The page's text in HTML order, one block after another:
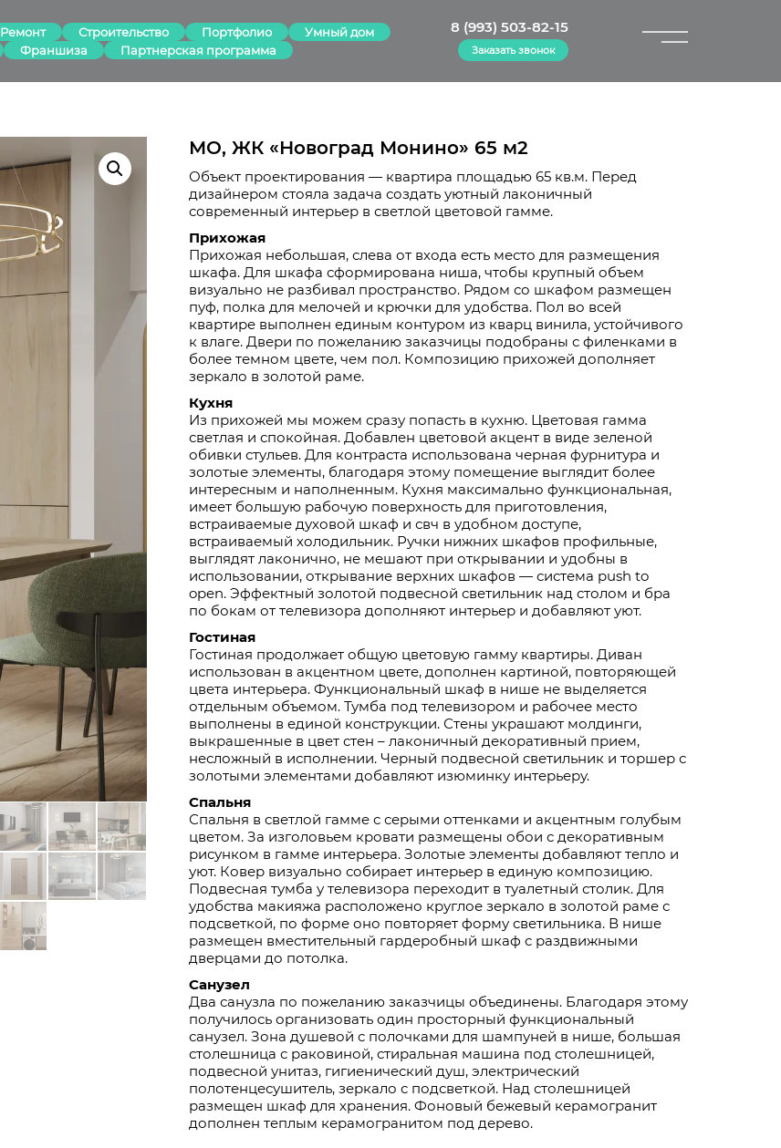
×
Ремонт Строительство Портфолио
Умный дом
Франшиза Партнерская программа
8 (993) 503-82-15
Заказать звонок
МО, ЖК «Новоград Монино» 65 м2
Объект проектирования — квартира площадью 65 кв.м. Перед
дизайнером стояла задача создать уютный лаконичный
современный интерьер в светлой цветовой гамме.
Прихожая
Прихожая небольшая, слева от входа есть место для размещения
шкафа. Для шкафа сформирована ниша, чтобы крупный объем
визуально не разбивал пространство. Рядом со шкафом размещен
пуф, полка для мелочей и крючки для удобства. Пол во всей
квартире выполнен единым контуром из кварц винила, устойчивого
к влаге. Двери по пожеланию заказчицы подобраны с филенками в
более темном цвете, чем пол. Композицию прихожей дополняет
зеркало в золотой раме.
Кухня
Из прихожей мы можем сразу попасть в кухню. Цветовая гамма
светлая и спокойная. Добавлен цветовой акцент в виде зеленой
обивки стульев. Для контраста использована черная фурнитура и
золотые элементы, благодаря этому помещение выглядит более
интересным и наполненным. Кухня максимально функциональная,
имеет большую рабочую поверхность для приготовления,
встраиваемые духовой шкаф и свч в удобном доступе,
встраиваемый холодильник. Ручки нижних шкафов профильные,
выглядят лаконично, не мешают при открывании и удобны в
использовании, открывание верхних шкафов — система push to
open. Эффектный золотой подвесной светильник над столом и бра
по бокам от телевизора дополняют интерьер и добавляют уют.
Гостиная
Гостиная продолжает общую цветовую гамму квартиры. Диван
использован в акцентном цвете, дополнен картиной, повторяющей
цвета интерьера. Функциональный шкаф в нише не выделяется
отдельным объемом. Тумба под телевизором и рабочее место
выполнены в единой конструкции. Стены украшают молдинги,
выкрашенные в цвет стен – лаконичный декоративный прием,
несложный в исполнении. Черный подвесной светильник и торшер с
золотыми элементами добавляют изюминку интерьеру.
Спальня
Спальня в светлой гамме с серыми оттенками и акцентным голубым
цветом. За изголовьем кровати размещены обои с декоративным
рисунком в гамме интерьера. Золотые элементы добавляют тепло и
уют. Ковер визуально собирает интерьер в единую композицию.
Подвесная тумба у телевизора переходит в туалетный столик. Для
удобства макияжа расположено круглое зеркало в золотой раме с
подсветкой, по форме оно повторяет форму светильника. В нише
размещен вместительный гардеробный шкаф с раздвижными
дверцами до потолка.
Санузел
Два санузла по пожеланию заказчицы объединены. Благодаря этому
получилось организовать один просторный функциональный
санузел. Зона душевой с полочками для шампуней в нише, большая
столешница с раковиной, стиральная машина под столешницей,
подвесной унитаз, гигиенический душ, электрический
полотенцесушитель, зеркало с подсветкой. Над столешницей
размещен шкаф для хранения. Фоновый бежевый керамогранит
дополнен теплым керамогранитом под дерево.